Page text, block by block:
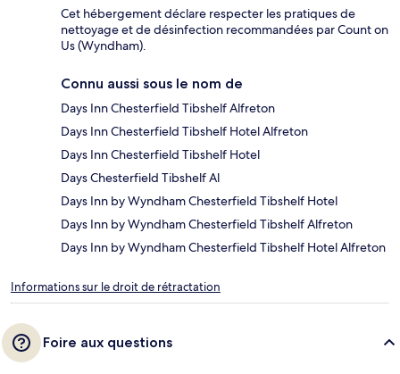
Cet hébergement déclare respecter les pratiques de
nettoyage et de désinfection recommandées par Count on
Us (Wyndham).
Connu aussi sous le nom de
Days Inn Chesterfield Tibshelf Alfreton
Days Inn Chesterfield Tibshelf Hotel Alfreton
Days Inn Chesterfield Tibshelf Hotel
Days Chesterfield Tibshelf Al
Days Inn by Wyndham Chesterfield Tibshelf Hotel
Days Inn by Wyndham Chesterfield Tibshelf Alfreton
Days Inn by Wyndham Chesterfield Tibshelf Hotel Alfreton
Informations sur le droit de rétractation
Foire aux questions